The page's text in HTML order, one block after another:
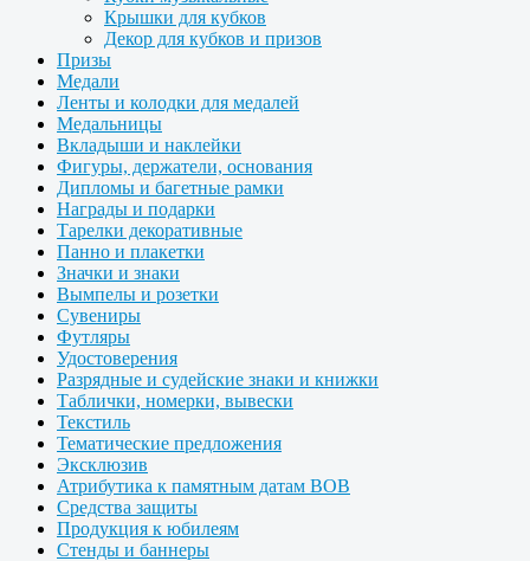
Крышки для кубков
Декор для кубков и призов
Призы
Медали
Ленты и колодки для медалей
Медальницы
Вкладыши и наклейки
Фигуры, держатели, основания
Дипломы и багетные рамки
Награды и подарки
Тарелки декоративные
Панно и плакетки
Значки и знаки
Вымпелы и розетки
Сувениры
Футляры
Удостоверения
Разрядные и судейские знаки и книжки
Таблички, номерки, вывески
Текстиль
Тематические предложения
Эксклюзив
Атрибутика к памятным датам ВОВ
Средства защиты
Продукция к юбилеям
Стенды и баннеры